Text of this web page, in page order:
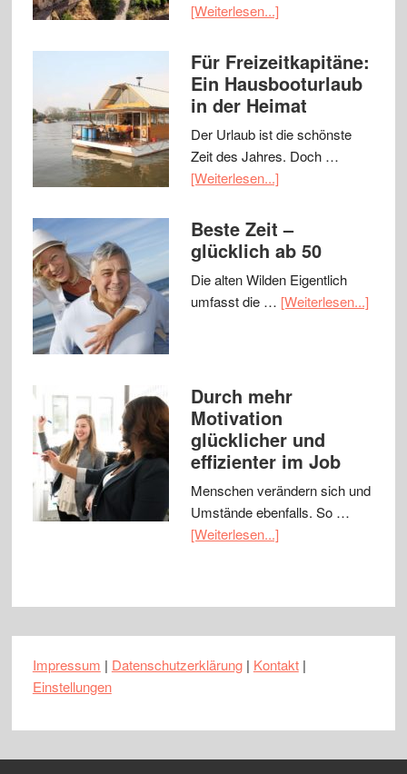
[Weiterlesen...]
Für Freizeitkapitäne:
Ein Hausbooturlaub
in der Heimat
Der Urlaub ist die schönste
Zeit des Jahres. Doch …
[Weiterlesen...]
Beste Zeit –
glücklich ab 50
Die alten Wilden Eigentlich
umfasst die … [Weiterlesen...]
Durch mehr
Motivation
glücklicher und
effizienter im Job
Menschen verändern sich und
Umstände ebenfalls. So …
[Weiterlesen...]
Impressum | Datenschutzerklärung| Kontakt|
Einstellungen